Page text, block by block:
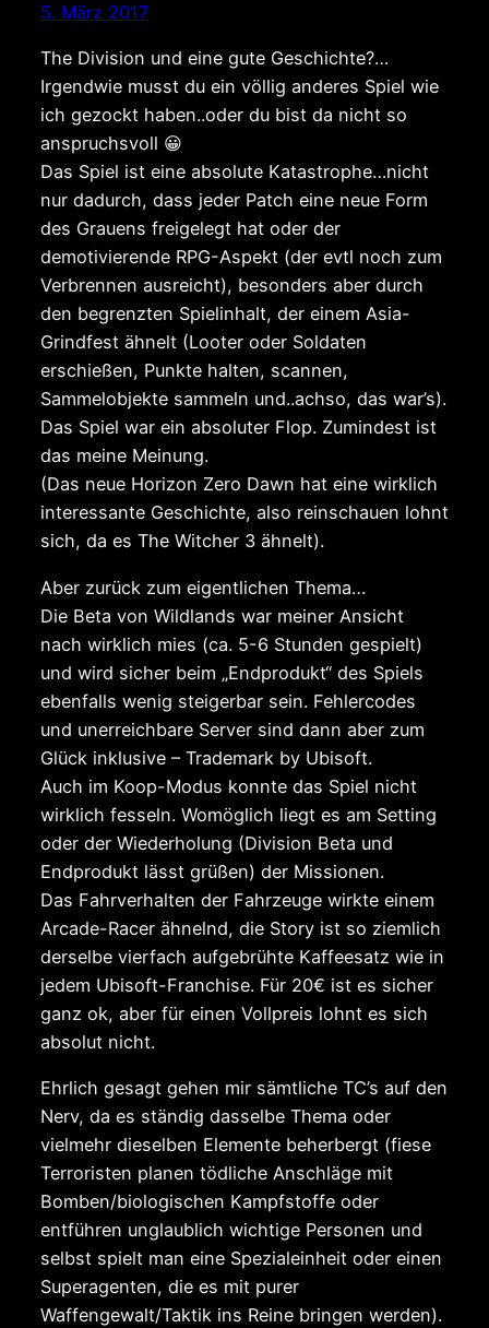
5. März 2017
The Division und eine gute Geschichte?…
Irgendwie musst du ein völlig anderes Spiel wie
ich gezockt haben..oder du bist da nicht so
anspruchsvoll 😀
Das Spiel ist eine absolute Katastrophe…nicht
nur dadurch, dass jeder Patch eine neue Form
des Grauens freigelegt hat oder der
demotivierende RPG-Aspekt (der evtl noch zum
Verbrennen ausreicht), besonders aber durch
den begrenzten Spielinhalt, der einem Asia-
Grindfest ähnelt (Looter oder Soldaten
erschießen, Punkte halten, scannen,
Sammelobjekte sammeln und..achso, das war’s).
Das Spiel war ein absoluter Flop. Zumindest ist
das meine Meinung.
(Das neue Horizon Zero Dawn hat eine wirklich
interessante Geschichte, also reinschauen lohnt
sich, da es The Witcher 3 ähnelt).
Aber zurück zum eigentlichen Thema…
Die Beta von Wildlands war meiner Ansicht
nach wirklich mies (ca. 5-6 Stunden gespielt)
und wird sicher beim „Endprodukt“ des Spiels
ebenfalls wenig steigerbar sein. Fehlercodes
und unerreichbare Server sind dann aber zum
Glück inklusive – Trademark by Ubisoft.
Auch im Koop-Modus konnte das Spiel nicht
wirklich fesseln. Womöglich liegt es am Setting
oder der Wiederholung (Division Beta und
Endprodukt lässt grüßen) der Missionen.
Das Fahrverhalten der Fahrzeuge wirkte einem
Arcade-Racer ähnelnd, die Story ist so ziemlich
derselbe vierfach aufgebrühte Kaffeesatz wie in
jedem Ubisoft-Franchise. Für 20€ ist es sicher
ganz ok, aber für einen Vollpreis lohnt es sich
absolut nicht.
Ehrlich gesagt gehen mir sämtliche TC’s auf den
Nerv, da es ständig dasselbe Thema oder
vielmehr dieselben Elemente beherbergt (fiese
Terroristen planen tödliche Anschläge mit
Bomben/biologischen Kampfstoffe oder
entführen unglaublich wichtige Personen und
selbst spielt man eine Spezialeinheit oder einen
Superagenten, die es mit purer
Waffengewalt/Taktik ins Reine bringen werden).